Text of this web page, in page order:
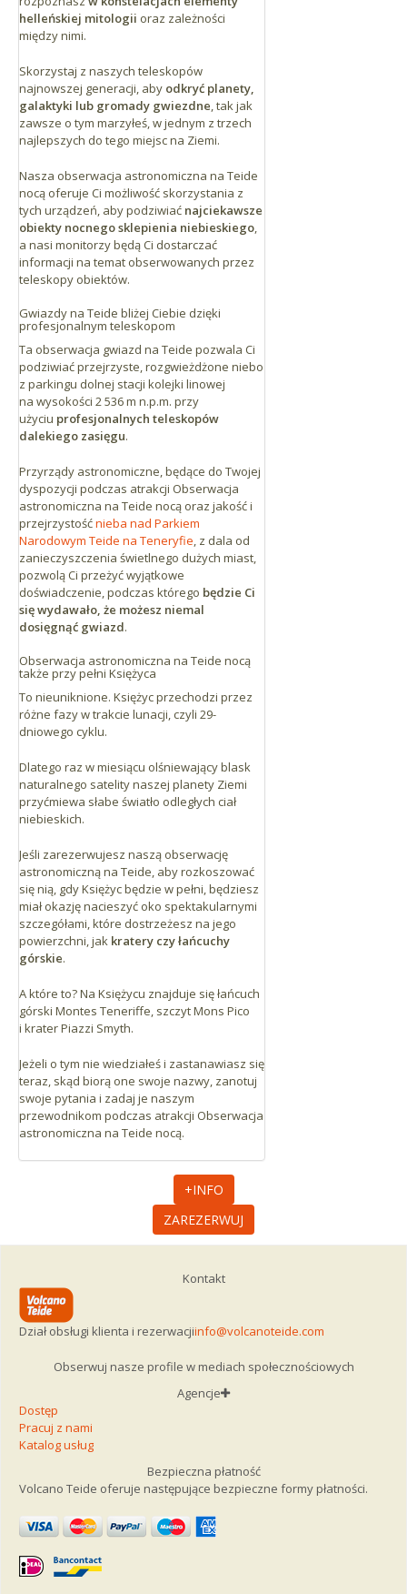
helleńskiej mitologii oraz zależności
między nimi.
Skorzystaj z naszych teleskopów
najnowszej generacji, aby odkryć planety,
galaktyki lub gromady gwiezdne, tak jak
zawsze o tym marzyłeś, w jednym z trzech
najlepszych do tego miejsc na Ziemi.
Nasza obserwacja astronomiczna na Teide
nocą oferuje Ci możliwość skorzystania z
tych urządzeń, aby podziwiać najciekawsze
obiekty nocnego sklepienia niebieskiego,
a nasi monitorzy będą Ci dostarczać
informacji na temat obserwowanych przez
teleskopy obiektów.
Gwiazdy na Teide bliżej Ciebie dzięki
profesjonalnym teleskopom
Ta obserwacja gwiazd na Teide pozwala Ci
podziwiać przejrzyste, rozgwieżdżone niebo
z parkingu dolnej stacji kolejki linowej
na wysokości 2 536 m n.p.m. przy
użyciu profesjonalnych teleskopów
dalekiego zasięgu.
Przyrządy astronomiczne, będące do Twojej
dyspozycji podczas atrakcji Obserwacja
astronomiczna na Teide nocą oraz jakość i
przejrzystośćnieba nad Parkiem
Narodowym Teide na Teneryfie, z dala od
zanieczyszczenia świetlnego dużych miast,
pozwolą Ci przeżyć wyjątkowe
doświadczenie, podczas którego będzie Ci
się wydawało, że możesz niemal
dosięgnąć gwiazd.
Obserwacja astronomiczna na Teide nocą
także przy pełni Księżyca
To nieuniknione. Księżyc przechodzi przez
różne fazy w trakcie lunacji, czyli 29-
dniowego cyklu.
Dlatego raz w miesiącu olśniewający blask
naturalnego satelity naszej planety Ziemi
przyćmiewa słabe światło odległych ciał
niebieskich.
Jeśli zarezerwujesz naszą obserwację
astronomiczną na Teide, aby rozkoszować
się nią, gdy Księżyc będzie w pełni, będziesz
miał okazję nacieszyć oko spektakularnymi
szczegółami, które dostrzeżesz na jego
powierzchni, jak kratery czy łańcuchy
górskie.
A które to? Na Księżycu znajduje się łańcuch
górski Montes Teneriffe, szczyt Mons Pico
i krater Piazzi Smyth.
Jeżeli o tym nie wiedziałeś i zastanawiasz się
teraz, skąd biorą one swoje nazwy, zanotuj
swoje pytania i zadaj je naszym
przewodnikom podczas atrakcji Obserwacja
astronomiczna na Teide nocą.
+INFO
ZAREZERWUJ
Kontakt
Dział obsługi klienta i rezerwacjiinfo@volcanoteide.com
Obserwuj nasze profile w mediach społecznościowych
Agencje
Dostęp
Pracuj z nami
Katalog usług
Bezpieczna płatność
Volcano Teide oferuje następujące bezpieczne formy płatności.